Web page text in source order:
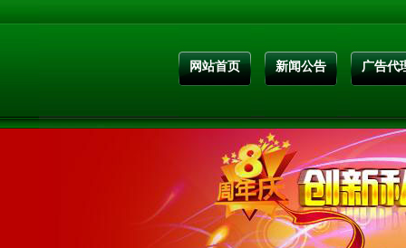
网站首页 新闻公告 广告代